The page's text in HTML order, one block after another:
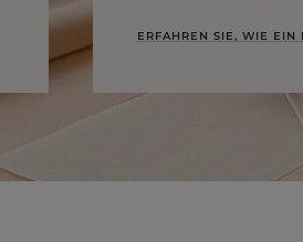
ERFAHREN SIE, WIE EIN